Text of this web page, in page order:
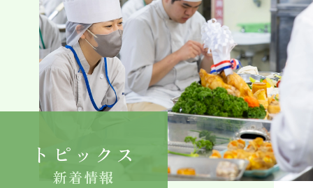
学科紹介
キャンパスライフ
就職
よくある質問
トピックス
新着情報